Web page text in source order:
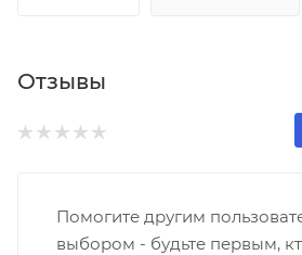
Отзывы
Помогите другим
выбором - будьте первым,